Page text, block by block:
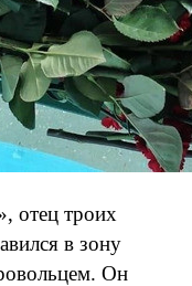
отец троих
в зону
Он